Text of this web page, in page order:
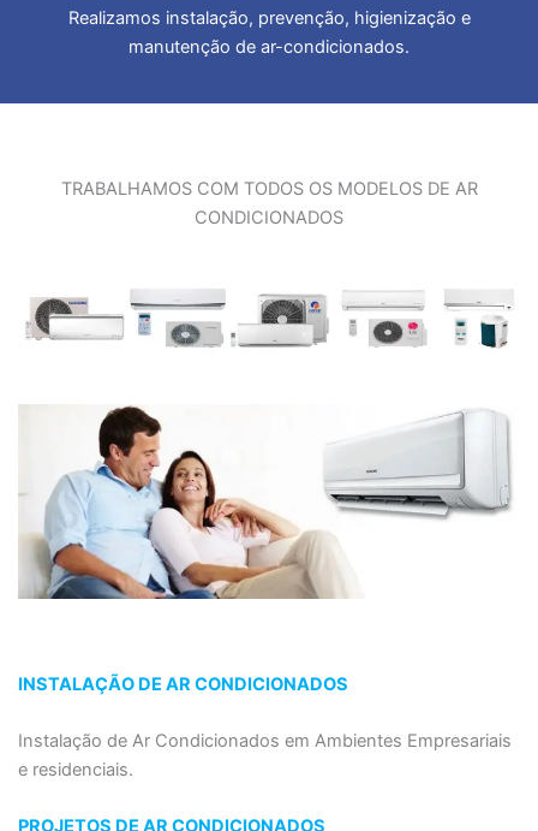
Realizamos instalação, prevenção, higienização e
manutenção de ar-condicionados.
TRABALHAMOS COM TODOS OS MODELOS DE AR
CONDICIONADOS
INSTALAÇÃO DE AR CONDICIONADOS
Instalação de Ar Condicionados em Ambientes Empresariais
e residenciais.